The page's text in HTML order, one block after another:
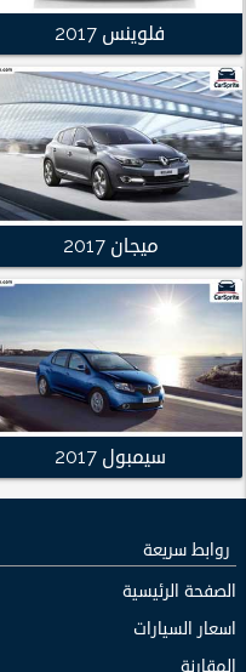
فلوينس 2017
ميجان 2017
سيمبول 2017
روابط سريعة
الصفحة الرئيسية
اسعار السيارات
المقارنة